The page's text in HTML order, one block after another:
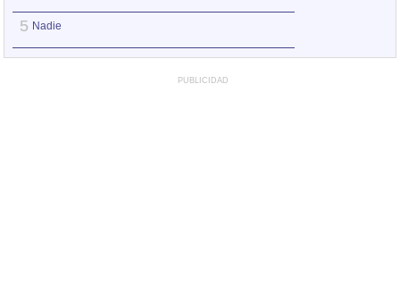
5 Nadie
PUBLICIDAD